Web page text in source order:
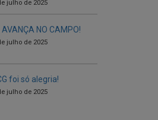
foi só alegria!
julho de 2025
VER TODAS NOTÍCIAS